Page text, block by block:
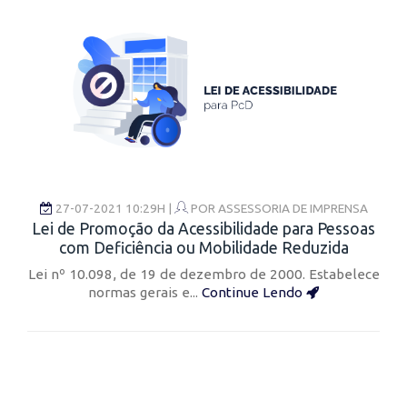
27-07-2021 10:29H | POR ASSESSORIA DE IMPRENSA
Lei de Promoção da Acessibilidade para Pessoas
com Deficiência ou Mobilidade Reduzida
Lei nº 10.098, de 19 de dezembro de 2000. Estabelece
normas gerais e... Continue Lendo